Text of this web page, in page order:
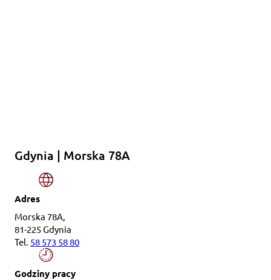
Gdynia | Morska 78A
Adres
Morska 78A,
81-225 Gdynia
Tel. 58 573 58 80
Godziny pracy